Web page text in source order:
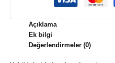
Açıklama
Ek bilgi
Değerlendirmeler (0)